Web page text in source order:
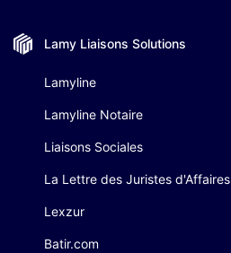
Lamy Liaisons Solutions
Lamyline
Lamyline Notaire
Liaisons Sociales
La Lettre des Juristes d'Affaires
Lexzur
Batir.com